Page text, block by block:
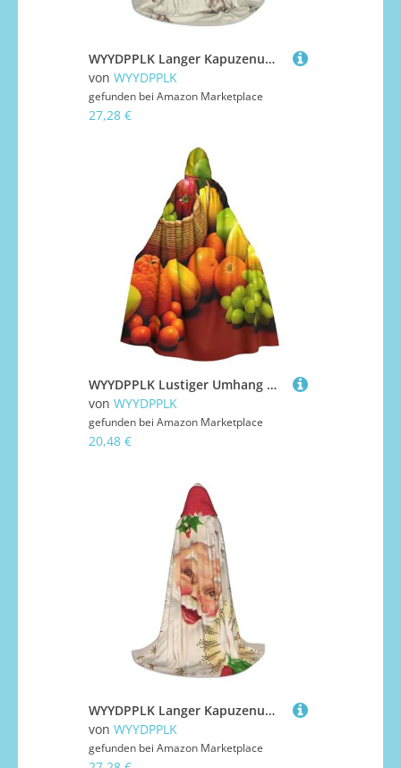
WYYDPPLK Langer Kapuzenumhang für Teenager, Kaninchen-Hintergrund, Druck, Cosplay, Rollenparty, Halloween-Kostüme
von WYYDPPLK
gefunden bei Amazon Marketplace
27,28 €
WYYDPPLK Lustiger Umhang mit Kapuze für Erwachsene, Motiv: frisches Gemüse, Obst, Unisex, Halloween, Weihnachten, Cosplay
von WYYDPPLK
gefunden bei Amazon Marketplace
20,48 €
WYYDPPLK Langer Kapuzenumhang für Teenager Frohe Weihnachten Druck Cosplay Rolle Party Halloween Kostüme
von WYYDPPLK
gefunden bei Amazon Marketplace